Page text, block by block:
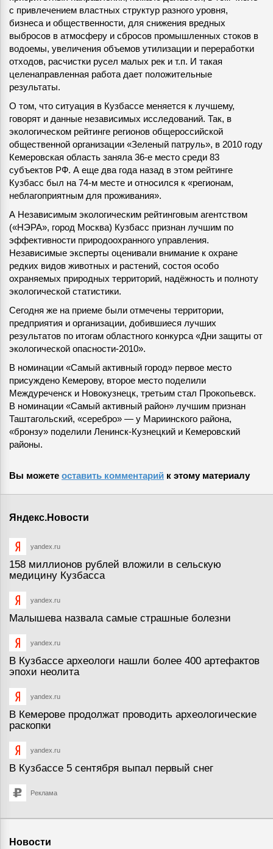
с привлечением властных структур разного уровня,
бизнеса и общественности, для снижения вредных
выбросов в атмосферу и сбросов промышленных стоков в
водоемы, увеличения объемов утилизации и переработки
отходов, расчистки русел малых рек и т.п. И такая
целенаправленная работа дает положительные
результаты.
О том, что ситуация в Кузбассе меняется к лучшему,
говорят и данные независимых исследований. Так, в
экологическом рейтинге регионов общероссийской
общественной организации «Зеленый патруль», в 2010 году
Кемеровская область заняла 36-е место среди 83
субъектов РФ. А еще два года назад в этом рейтинге
Кузбасс был на 74-м месте и относился к «регионам,
неблагоприятным для проживания».
А Независимым экологическим рейтинговым агентством
(«НЭРА», город Москва) Кузбасс признан лучшим по
эффективности природоохранного управления.
Независимые эксперты оценивали внимание к охране
редких видов животных и растений, состоя особо
охраняемых природных территорий, надёжность и полноту
экологической статистики.
Сегодня же на приеме были отмечены территории,
предприятия и организации, добившиеся лучших
результатов по итогам областного конкурса «Дни защиты от
экологической опасности-2010».
В номинации «Самый активный город» первое место
присуждено Кемерову, второе место поделили
Междуреченск и Новокузнецк, третьим стал Прокопьевск.
В номинации «Самый активный район» лучшим признан
Таштагольский, «серебро» — у Мариинского района,
«бронзу» поделили Ленинск-Кузнецкий и Кемеровский
районы.
Вы можете оставить комментарий к этому материалу
Яндекс.Новости
yandex.ru
158 миллионов рублей вложили в сельскую
медицину Кузбасса
yandex.ru
Малышева назвала самые страшные болезни
yandex.ru
В Кузбассе археологи нашли более 400 артефактов
эпохи неолита
yandex.ru
В Кемерове продолжат проводить археологические
раскопки
yandex.ru
В Кузбассе 5 сентября выпал первый снег
Реклама
Новости